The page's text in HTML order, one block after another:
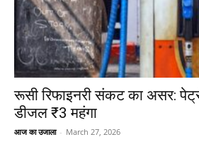
रूसी रिफाइनरी संकट का असर:
डीजल ₹3 महंगा
आज का उजाला - March 27, 2026